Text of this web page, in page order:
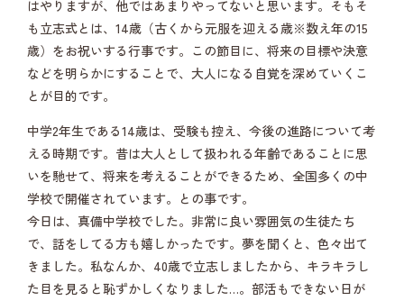
はやりますが、他ではあまりやってないと思います。そもそ
も立志式とは、14歳（古くから元服を迎える歳※数え年の15
歳）をお祝いする行事です。この節目に、将来の目標や決意
などを明らかにすることで、大人になる自覚を深めていくこ
とが目的です。
中学2年生である14歳は、受験も控え、今後の進路について考
える時期です。昔は大人として扱われる年齢であることに思
いを馳せて、将来を考えることができるため、全国多くの中
学校で開催されています。との事です。
今日は、真備中学校でした。非常に良い雰囲気の生徒たち
で、話をしてる方も嬉しかったです。夢を聞くと、色々出て
きました。私なんか、40歳で立志しましたから、キラキラし
た目を見ると恥ずかしくなりました…。部活もできない日が